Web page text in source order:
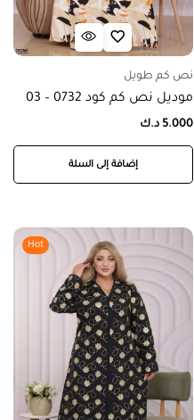
نص كم طويل
موديل نص كم كود 0732 – 03
5.000 د.ك
إضافة إلى السلة
Hot